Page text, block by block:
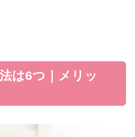
は6つ｜メリッ